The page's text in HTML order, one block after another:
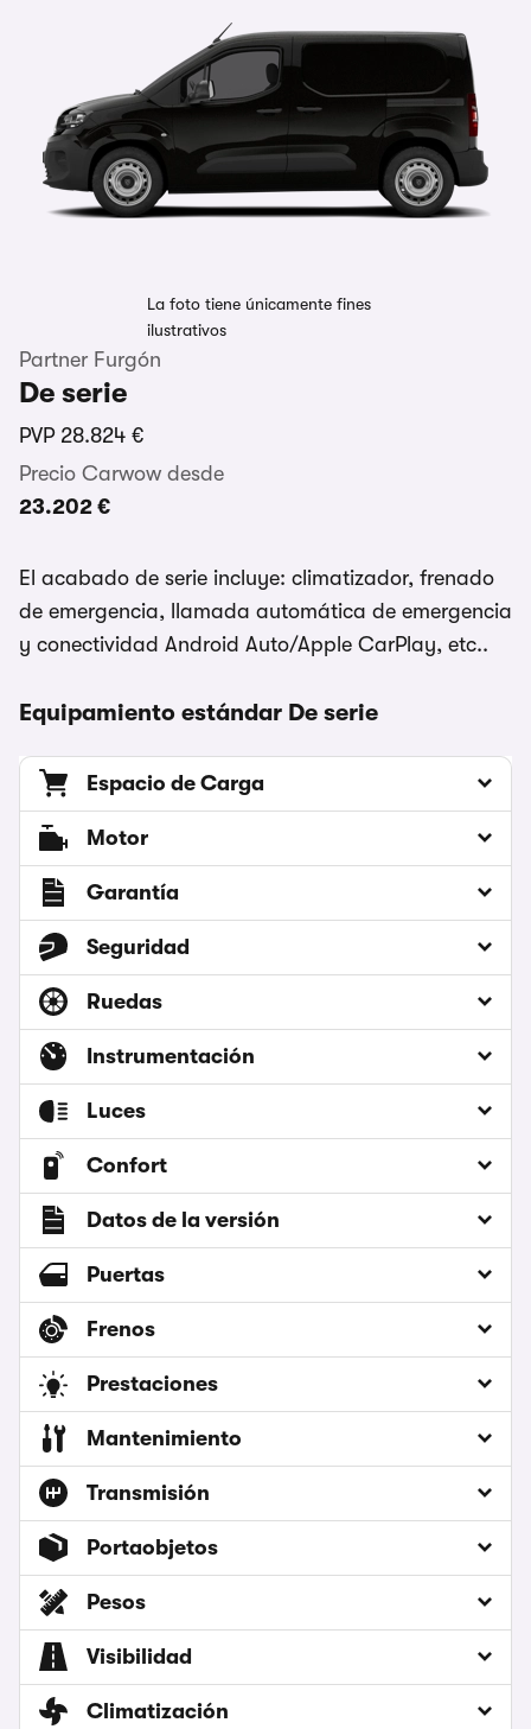
La foto tiene únicamente fines
ilustrativos
Partner Furgón
De serie
PVP 28.824 €
Precio Carwow desde
23.202 €
El acabado de serie incluye: climatizador, frenado
de emergencia, llamada automática de emergencia
y conectividad Android Auto/Apple CarPlay, etc..
Equipamiento estándar De serie
Espacio de Carga
Motor
Garantía
Seguridad
Ruedas
Instrumentación
Luces
Confort
Datos de la versión
Puertas
Frenos
Prestaciones
Mantenimiento
Transmisión
Portaobjetos
Pesos
Visibilidad
Climatización